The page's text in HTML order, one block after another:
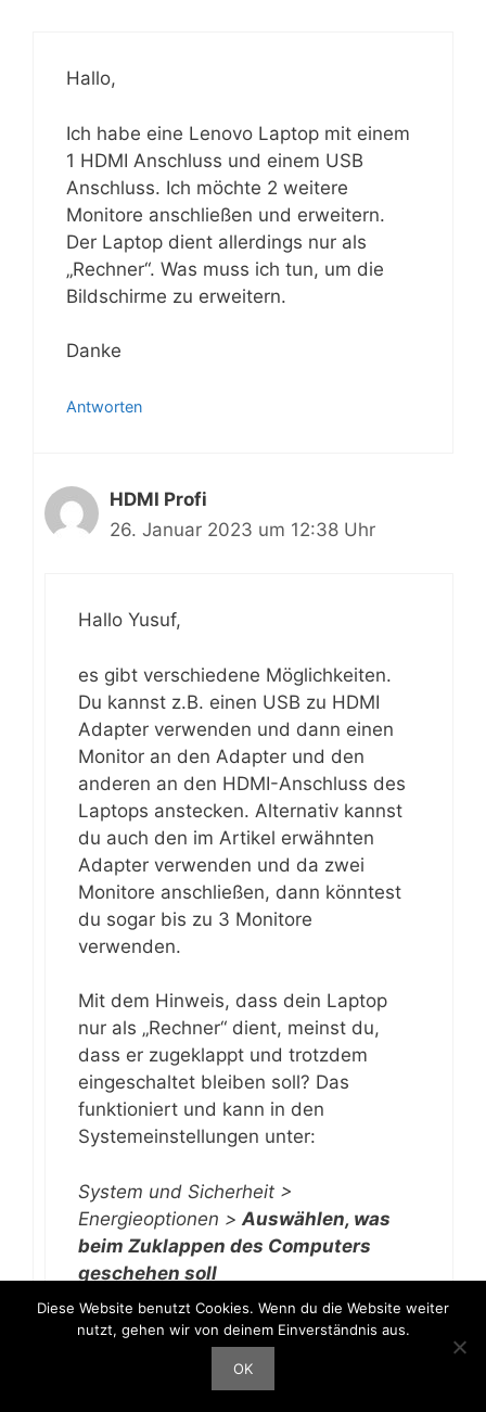
Hallo,
Ich habe eine Lenovo Laptop mit einem
1 HDMI Anschluss und einem USB
Anschluss. Ich möchte 2 weitere
Monitore anschließen und erweitern.
Der Laptop dient allerdings nur als
„Rechner“. Was muss ich tun, um die
Bildschirme zu erweitern.
Danke
Antworten
HDMI Profi
26. Januar 2023 um 12:38 Uhr
Hallo Yusuf,
es gibt verschiedene Möglichkeiten.
Du kannst z.B. einen USB zu HDMI
Adapter verwenden und dann einen
Monitor an den Adapter und den
anderen an den HDMI-Anschluss des
Laptops anstecken. Alternativ kannst
du auch den im Artikel erwähnten
Adapter verwenden und da zwei
Monitore anschließen, dann könntest
du sogar bis zu 3 Monitore
verwenden.
Mit dem Hinweis, dass dein Laptop
nur als „Rechner“ dient, meinst du,
dass er zugeklappt und trotzdem
eingeschaltet bleiben soll? Das
funktioniert und kann in den
Systemeinstellungen unter:
System und Sicherheit >
Energieoptionen > Auswählen, was
beim Zuklappen des Computers
geschehen soll
eingestellt werden.
Diese Website benutzt Cookies. Wenn du die Website weiter
nutzt, gehen wir von deinem Einverständnis aus.
OK